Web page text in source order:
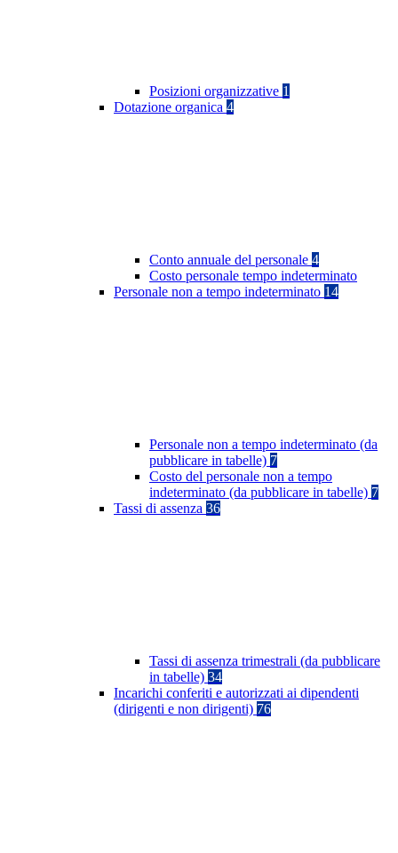
Posizioni organizzative 1
Dotazione organica 4
Conto annuale del personale 4
Costo personale tempo indeterminato
Personale non a tempo indeterminato 14
Personale non a tempo indeterminato (da
pubblicare in tabelle) 7
Costo del personale non a tempo
indeterminato (da pubblicare in tabelle) 7
Tassi di assenza 36
Tassi di assenza trimestrali (da pubblicare
in tabelle) 34
Incarichi conferiti e autorizzati ai dipendenti
(dirigenti e non dirigenti) 76